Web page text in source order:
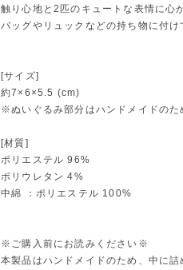
触り心地と2匹のキュートな表情に心
バッグやリュックなどの持ち物に付
[サイズ]
約7×6×5.5 (cm)
※ぬいぐるみ部分はハンドメイドのた
[材質]
ポリエステル 96%
ポリウレタン 4%
中綿 ：ポリエステル 100%
※ご購入前にお読みください※
本製品はハンドメイドのため、中に